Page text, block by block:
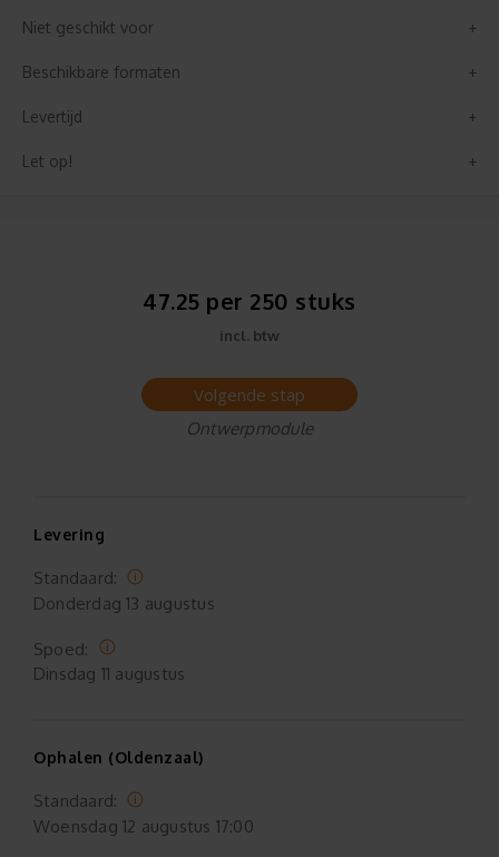
Niet geschikt voor
Beschikbare formaten
Levertijd
Let op!
47.25 per 250 stuks
incl. btw
Volgende stap
Ontwerpmodule
Levering
Standaard:
Donderdag 13 augustus
Spoed:
Dinsdag 11 augustus
Ophalen (Oldenzaal)
Standaard:
Woensdag 12 augustus 17:00